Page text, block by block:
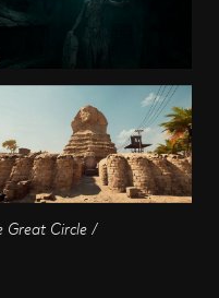
Great Circle /